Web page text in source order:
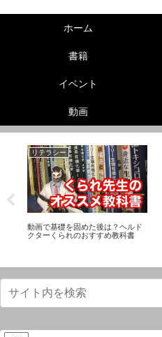
ホーム
書籍
イベント
動画
リテラシー
動画で基礎を固めた後は？ヘルド
クターくられのおすすめ教科書